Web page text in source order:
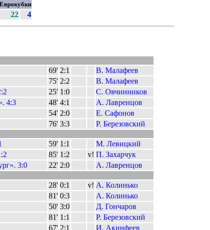
Еврокубки
22 4
69' 2:1
В. Малафеев
75' 2:2
В. Малафеев
25' 1:0
С. Овчинников
4:3 48' 4:1
А. Лавренцов
54' 2:0
Е. Сафонов
76' 3:3 Р. Березовский
59' 1:1
М. Левицкий
85' 1:2 v! П. Захарчук
3:0 22' 2:0 А. Лавренцов
28' 0:1 v! А. Колинько
81' 0:3
А. Колинько
50' 3:0
Д. Гончаров
81' 1:1
Р. Березовский
67' 2:1
И. Акинфеев